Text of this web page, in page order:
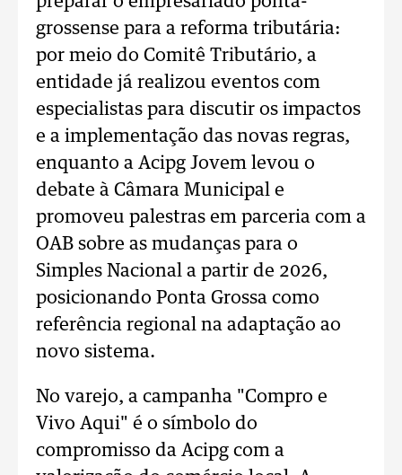
grossense para a reforma tributária:
por meio do Comitê Tributário, a
entidade já realizou eventos com
especialistas para discutir os impactos
e a implementação das novas regras,
enquanto a Acipg Jovem levou o
debate à Câmara Municipal e
promoveu palestras em parceria com a
OAB sobre as mudanças para o
Simples Nacional a partir de 2026,
posicionando Ponta Grossa como
referência regional na adaptação ao
novo sistema.
No varejo, a campanha "Compro e
Vivo Aqui" é o símbolo do
compromisso da Acipg com a